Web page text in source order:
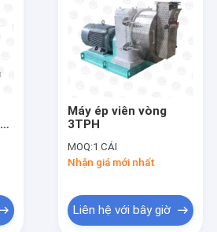
Máy ép viên vòng
3TPH
MOQ:1 CÁI
Nhận giá mới nhất
Liên hệ với bây giờ